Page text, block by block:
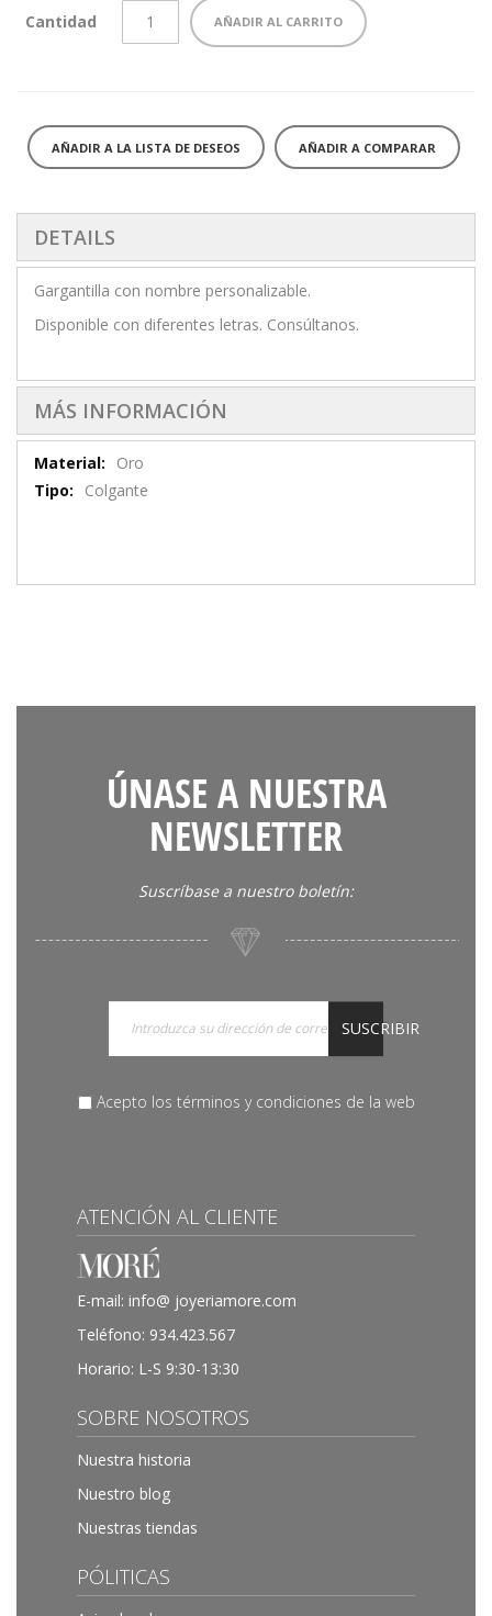
Cantidad AÑADIR AL CARRITO
AÑADIR A LA LISTA DE DESEOS AÑADIR A COMPARAR
DETAILS
Gargantilla con nombre personalizable.
Disponible con diferentes letras. Consúltanos.
MÁS INFORMACIÓN
Más
información
Oro
Colgante
ÚNASE A NUESTRA
NEWSLETTER
Suscríbase a nuestro boletín:
SUSCRIBIR
Acepto los términos y condiciones de la web
ATENCIÓN AL CLIENTE
E-mail: info@ joyeriamore.com
Teléfono: 934.423.567
Horario: L-S 9:30-13:30
SOBRE NOSOTROS
Nuestra historia
Nuestro blog
Nuestras tiendas
PÓLITICAS